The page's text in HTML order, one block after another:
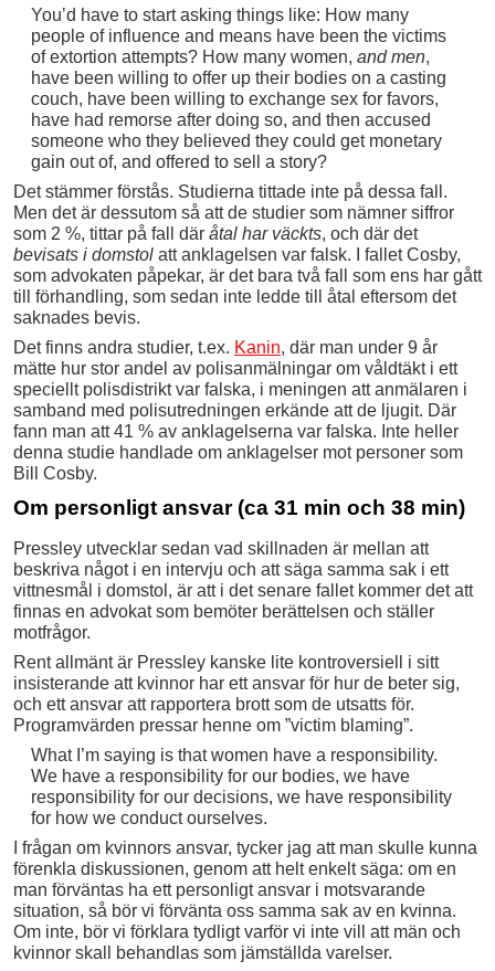
You’d have to start asking things like: How many
people of influence and means have been the victims
of extortion attempts? How many women, and men,
have been willing to offer up their bodies on a casting
couch, have been willing to exchange sex for favors,
have had remorse after doing so, and then accused
someone who they believed they could get monetary
gain out of, and offered to sell a story?
Det stämmer förstås. Studierna tittade inte på dessa fall.
Men det är dessutom så att de studier som nämner siffror
som 2 %, tittar på fall där åtal har väckts, och där det
bevisats i domstol att anklagelsen var falsk. I fallet Cosby,
som advokaten påpekar, är det bara två fall som ens har gått
till förhandling, som sedan inte ledde till åtal eftersom det
saknades bevis.
Det finns andra studier, t.ex. Kanin, där man under 9 år
mätte hur stor andel av polisanmälningar om våldtäkt i ett
speciellt polisdistrikt var falska, i meningen att anmälaren i
samband med polisutredningen erkände att de ljugit. Där
fann man att 41 % av anklagelserna var falska. Inte heller
denna studie handlade om anklagelser mot personer som
Bill Cosby.
Om personligt ansvar (ca 31 min och 38 min)
Pressley utvecklar sedan vad skillnaden är mellan att
beskriva något i en intervju och att säga samma sak i ett
vittnesmål i domstol, är att i det senare fallet kommer det att
finnas en advokat som bemöter berättelsen och ställer
motfrågor.
Rent allmänt är Pressley kanske lite kontroversiell i sitt
insisterande att kvinnor har ett ansvar för hur de beter sig,
och ett ansvar att rapportera brott som de utsatts för.
Programvärden pressar henne om ”victim blaming”.
What I’m saying is that women have a responsibility.
We have a responsibility for our bodies, we have
responsibility for our decisions, we have responsibility
for how we conduct ourselves.
I frågan om kvinnors ansvar, tycker jag att man skulle kunna
förenkla diskussionen, genom att helt enkelt säga: om en
man förväntas ha ett personligt ansvar i motsvarande
situation, så bör vi förvänta oss samma sak av en kvinna.
Om inte, bör vi förklara tydligt varför vi inte vill att män och
kvinnor skall behandlas som jämställda varelser.